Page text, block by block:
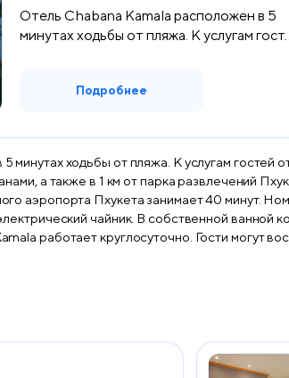
Отель Chabana Kamala расположен в 5
минутах ходьбы от пляжа. К услугам
Подробнее
ходьбы от пляжа. К услугам гостей
а также в 1 км от парка развлечений
оснащены кондиционером, телевизором с плоским экраном, письменным столом и
чайник. В собственной
работает круглосуточно. Гости могут